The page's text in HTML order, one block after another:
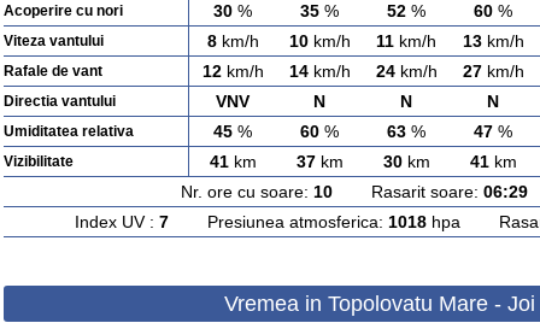
Acoperire cu nori 30 % 35 % 52 % 60 %
Viteza vantului 8km/h 10km/h 11 km/h 13km/h
Rafale de vant 12km/h 14km/h 24km/h 27km/h
Directia vantului VNV N N N
Umiditatea relativa 45 % 60 % 63 % 47 %
Vizibilitate 41km 37km 30km 41km
Nr. ore cu soare: 10Rasarit soare: 06:29
Index UV : 7Presiunea atmosferica: 1018hpa
Vremea in Topolovatu Mare -